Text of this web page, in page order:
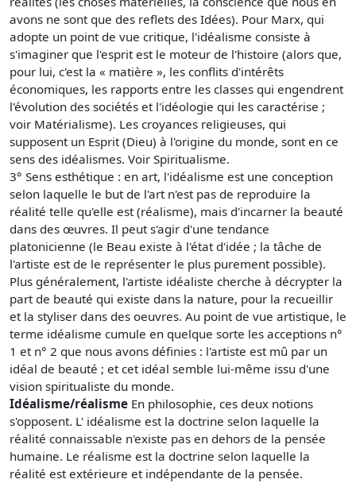
avons ne sont que des reflets des Idées). Pour Marx, qui
adopte un point de vue critique, l'idéalisme consiste à
s'imaginer que l'esprit est le moteur de l'histoire (alors que,
pour lui, c'est la « matière », les conflits d'intérêts
économiques, les rapports entre les classes qui engendrent
l'évolution des sociétés et l'idéologie qui les caractérise ;
voir Matérialisme). Les croyances religieuses, qui
supposent un Esprit (Dieu) à l'origine du monde, sont en ce
sens des idéalismes. Voir Spiritualisme.
3° Sens esthétique : en art, l'idéalisme est une conception
selon laquelle le but de l'art n'est pas de reproduire la
réalité telle qu'elle est (réalisme), mais d'incarner la beauté
dans des œuvres. Il peut s'agir d'une tendance
platonicienne (le Beau existe à l'état d'idée ; la tâche de
l'artiste est de le représenter le plus purement possible).
Plus généralement, l'artiste idéaliste cherche à décrypter la
part de beauté qui existe dans la nature, pour la recueillir
et la styliser dans des oeuvres. Au point de vue artistique, le
terme idéalisme cumule en quelque sorte les acceptions n°
1 et n° 2 que nous avons définies : l'artiste est mû par un
idéal de beauté ; et cet idéal semble lui-même issu d'une
vision spiritualiste du monde.
Idéalisme/réalisme En philosophie, ces deux notions
s'opposent. L' idéalisme est la doctrine selon laquelle la
réalité connaissable n'existe pas en dehors de la pensée
humaine. Le réalisme est la doctrine selon laquelle la
réalité est extérieure et indépendante de la pensée.